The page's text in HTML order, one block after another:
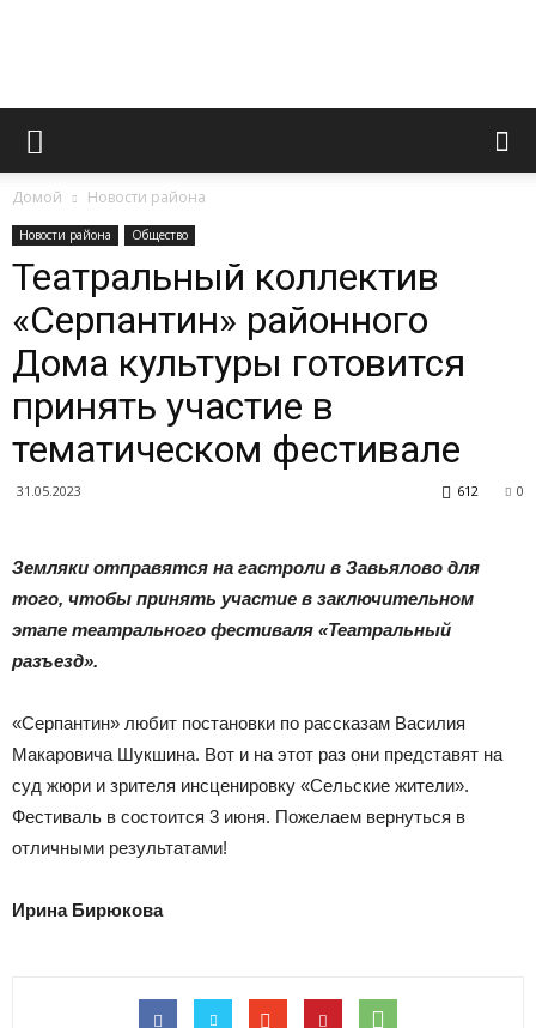
Официальный
газеты
«Вперед»
район
Домой Новости района
Новости района Общество
Театральный коллектив
«Серпантин» районного
Дома культуры готовится
принять участие в
тематическом фестивале
31.05.2023 0
612
Земляки отправятся на гастроли в Завьялово для
того, чтобы принять участие в заключительном
этапе театрального фестиваля «Театральный
разъезд».
«Серпантин» любит постановки по рассказам Василия
Макаровича Шукшина. Вот и на этот раз они представят на
суд жюри и зрителя инсценировку «Сельские жители».
Фестиваль в состоится 3 июня. Пожелаем вернуться в
отличными результатами!
Ирина Бирюкова